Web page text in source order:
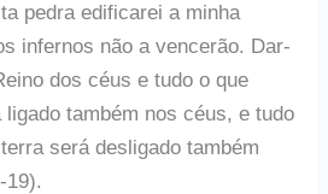
pedra edificarei a minha
infernos não a vencerão. Dar-
dos céus e tudo o que
também nos céus, e tudo
será desligado também
19).